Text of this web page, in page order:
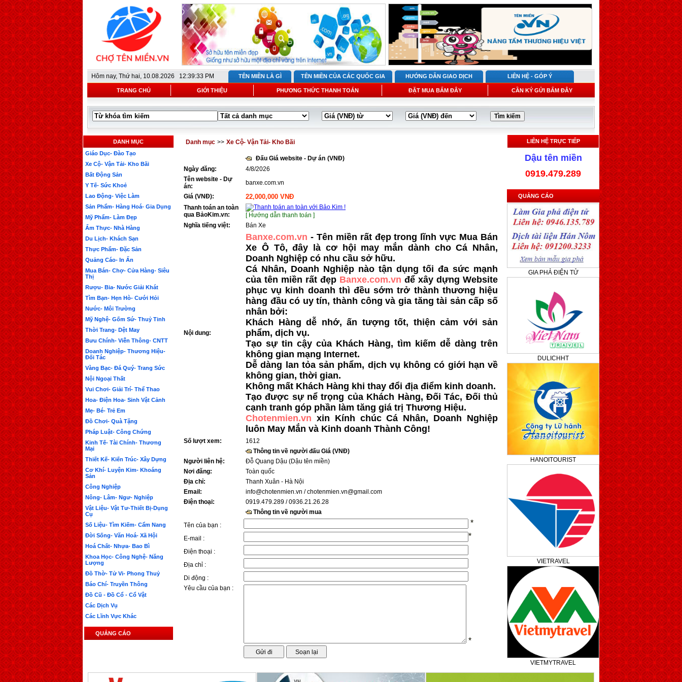
Hôm nay, Thứ hai, 10.08.2026 12:39:33 PM TÊN MIỀN LÀ GÌ TÊN MIỀN CỦA CÁC QUỐC GIA HƯỚNG DẪN GIAO DỊCH LIÊN HỆ - GÓP Ý
TRANG CHỦ GIỚI THIỆU PHƯƠNG THỨC THANH TOÁN ĐẶT MUA BẤM ĐÂY CẦN KÝ GỬI BẤM ĐÂY
DANH MỤC
Giáo Dục- Đào Tạo
Xe Cộ- Vận Tải- Kho Bãi
Bất Động Sản
Y Tế- Sức Khoẻ
Lao Động- Việc Làm
Sản Phẩm- Hàng Hoá- Gia Dụng
Mỹ Phẩm- Làm Đẹp
Ẩm Thực- Nhà Hàng
Du Lịch- Khách Sạn
Thực Phẩm- Đặc Sản
Quảng Cáo- In Ấn
Mua Bán- Chợ- Cửa Hàng- Siêu
Thị
Rượu- Bia- Nước Giải Khát
Tìm Bạn- Hẹn Hò- Cưới Hỏi
Nước- Môi Trường
Mỹ Nghệ- Gốm Sứ- Thuỷ Tinh
Thời Trang- Dệt May
Bưu Chính- Viễn Thông- CNTT
Doanh Nghiệp- Thương Hiệu-
Đối Tác
Vàng Bạc- Đá Quý- Trang Sức
Nội Ngoại Thất
Vui Chơi- Giải Trí- Thể Thao
Hoa- Điện Hoa- Sinh Vật Cảnh
Mẹ- Bé- Trẻ Em
Đồ Chơi- Quà Tặng
Pháp Luật- Công Chứng
Kinh Tế- Tài Chính- Thương
Mại
Thiết Kế- Kiến Trúc- Xây Dựng
Cơ Khí- Luyện Kim- Khoáng
Sản
Công Nghiệp
Nông- Lâm- Ngư- Nghiệp
Vật Liệu- Vật Tư-Thiết Bị-Dụng
Cụ
Số Liệu- Tìm Kiếm- Cẩm Nang
Đời Sống- Văn Hoá- Xã Hội
Hoá Chất- Nhựa- Bao Bì
Khoa Học- Công Nghệ- Năng
Lượng
Đồ Thờ- Tử Vi- Phong Thuỷ
Báo Chí- Truyền Thông
Đồ Cũ - Đồ Cổ - Cổ Vật
Các Dịch Vụ
Các Lĩnh Vực Khác
QUẢNG CÁO
Danh mục >> Xe Cộ- Vận Tải- Kho Bãi
Đấu Giá website - Dự án (VNĐ)
Ngày đăng:
4/8/2026
Tên website - Dự
án:
banxe.com.vn
Giá (VNĐ):
22,000,000 VNĐ
Thanh toán an toàn
qua BảoKim.vn:
[ Hướng dẫn thanh toán ]
Nghĩa tiếng việt:
Bán Xe
Nội dung:
Banxe.com.vn - Tên miền rất đẹp trong lĩnh vực Mua Bán
Xe Ô Tô, đây là cơ hội may mắn dành cho Cá Nhân,
Doanh Nghiệp có nhu cầu sở hữu.
Cá Nhân, Doanh Nghiệp nào tận dụng tối đa sức mạnh
của tên miền rất đẹp Banxe.com.vn để xây dựng Website
phục vụ kinh doanh thì đều sớm trở thành thương hiệu
hàng đầu có uy tín, thành công và gia tăng tài sản cấp số
nhân bởi:
Khách Hàng dễ nhớ, ấn tượng tốt, thiện cảm với sản
phẩm, dịch vụ.
Tạo sự tin cậy của Khách Hàng, tìm kiếm dễ dàng trên
không gian mạng Internet.
Dễ dàng lan tỏa sản phẩm, dịch vụ không có giới hạn về
không gian, thời gian.
Không mất Khách Hàng khi thay đổi địa điểm kinh doanh.
Tạo được sự nể trọng của Khách Hàng, Đối Tác, Đối thủ
cạnh tranh góp phần làm tăng giá trị Thương Hiệu.
Chotenmien.vn xin Kính chúc Cá Nhân, Doanh Nghiệp
luôn May Mắn và Kinh doanh Thành Công!
Số lượt xem:
1612
Thông tin về người đấu Giá (VNĐ)
Người liên hệ:
Đỗ Quang Dậu (Dậu tên miền)
Nơi đăng:
Toàn quốc
Địa chỉ:
Thanh Xuân - Hà Nội
Email:
info@chotenmien.vn / chotenmien.vn@gmail.com
Điện thoại:
0919.479.289 / 0936.21.26.28
Thông tin về người mua
Tên của bạn :
*
E-mail : *
Điện thoại :
Địa chỉ :
Di động :
Yêu cầu của bạn :
*
LIÊN HỆ TRỰC TIẾP
Dậu tên miền
0919.479.289
QUẢNG CÁO
GIA PHẢ ĐIỆN TỬ
DULICHHT
HANOITOURIST
VIETRAVEL
VIETMYTRAVEL